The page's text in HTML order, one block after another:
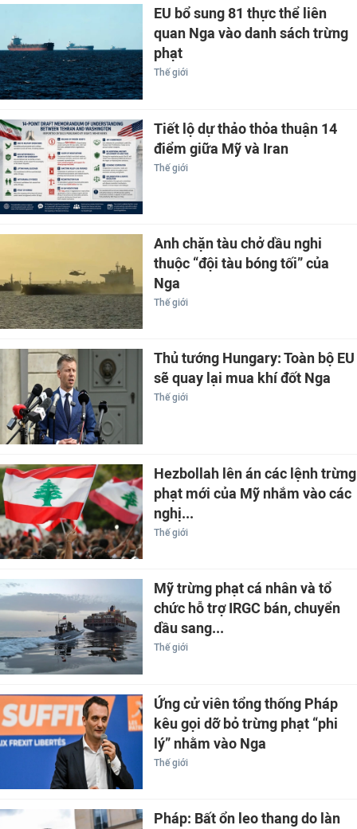
EU bổ sung 81 thực thể liên
quan Nga vào danh sách trừng
phạt
Thế giới
Tiết lộ dự thảo thỏa thuận 14
điểm giữa Mỹ và Iran
Thế giới
Anh chặn tàu chở dầu nghi
thuộc “đội tàu bóng tối” của
Nga
Thế giới
Thủ tướng Hungary: Toàn bộ EU
sẽ quay lại mua khí đốt Nga
Thế giới
Hezbollah lên án các lệnh trừng
phạt mới của Mỹ nhắm vào các
nghị...
Thế giới
Mỹ trừng phạt cá nhân và tổ
chức hỗ trợ IRGC bán, chuyển
dầu sang...
Thế giới
Ứng cử viên tổng thống Pháp
kêu gọi dỡ bỏ trừng phạt “phi
lý” nhằm vào Nga
Thế giới
Pháp: Bất ổn leo thang do làn